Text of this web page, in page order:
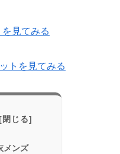
見てみる
トを見てみる
メンズ